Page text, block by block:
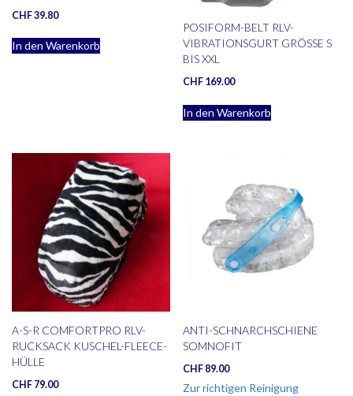
CHF39.80
In den Warenkorb
POSIFORM-BELT RLV-
VIBRATIONSGURT GRÖSSE S
BIS XXL
CHF 169.00
In den Warenkorb
A-S-R COMFORTPRO RLV-
RUCKSACK KUSCHEL-FLEECE-
HÜLLE
CHF 79.00
ANTI-SCHNARCHSCHIENE
SOMNOFIT
CHF 89.00
Zur richtigen Reinigung